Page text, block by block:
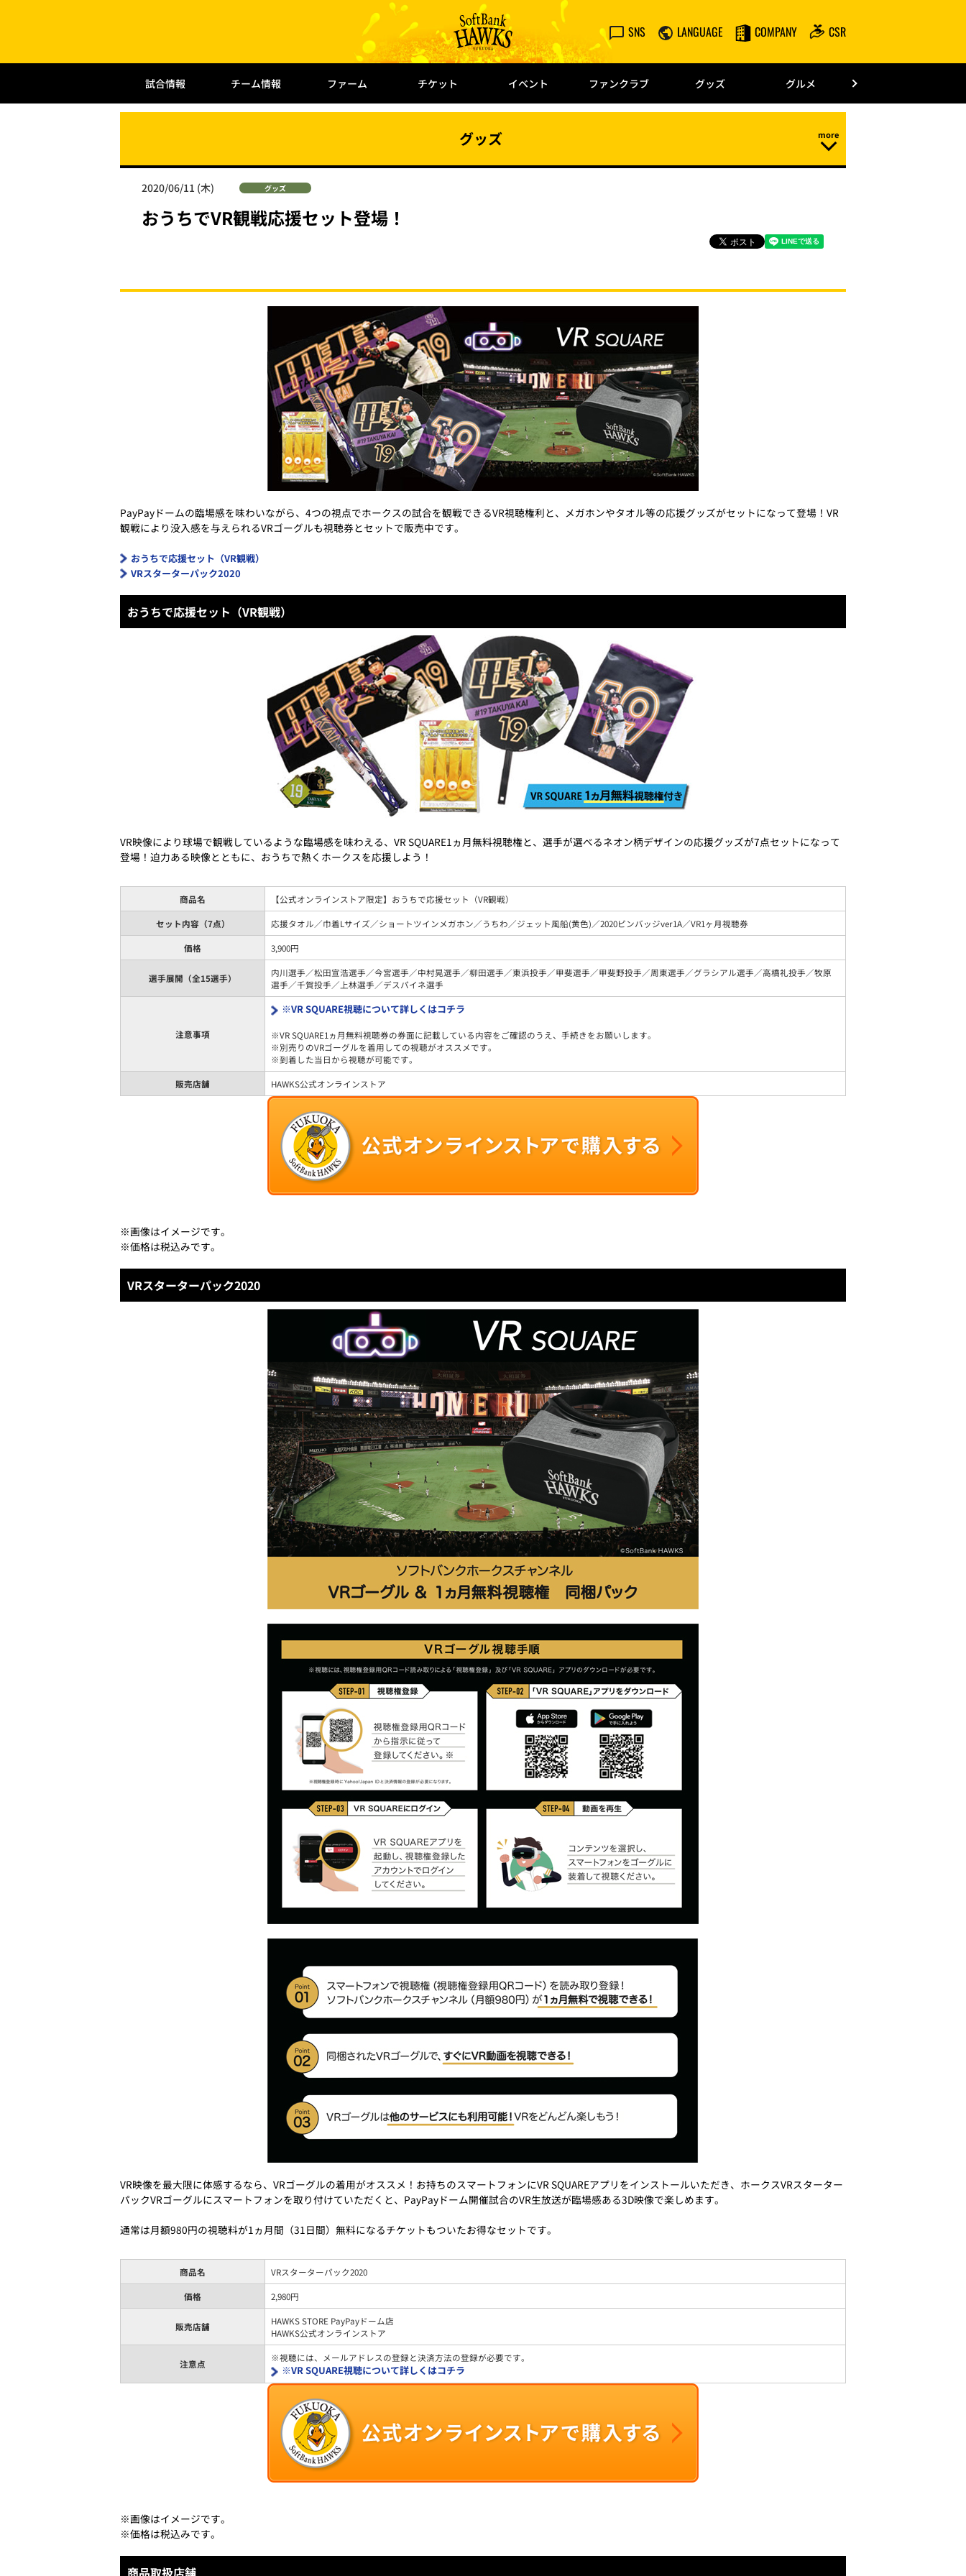
SNS LANGUAGE COMPANY CSR
試合情報 チーム情報 ファーム チケット イベント ファンクラブ グッズ グルメ
グッズ
2020/06/11 (木) グッズ
おうちでVR観戦応援セット登場！
PayPayドームの臨場感を味わいながら、4つの視点でホークスの試合を観戦できるVR視聴権利と、メガホンやタオル等の応援グッズがセットになって登場！VR
観戦により没入感を与えられるVRゴーグルも視聴券とセットで販売中です。
おうちで応援セット（VR観戦）
VRスターターパック2020
おうちで応援セット（VR観戦）
VR映像により球場で観戦しているような臨場感を味わえる、VR SQUARE1ヵ月無料視聴権と、選手が選べるネオン柄デザインの応援グッズが7点セットになって
登場！迫力ある映像とともに、おうちで熱くホークスを応援しよう！
商品名
【公式オンラインストア限定】おうちで応援セット（VR観戦）
セット内容（7点）
応援タオル／巾着Lサイズ／ショートツインメガホン／うちわ／ジェット風船(黄色)／2020ピンバッジver1A／VR1ヶ月視聴券
価格
3,900円
選手展開（全15選手）
内川選手／松田宣浩選手／今宮選手／中村晃選手／柳田選手／東浜投手／甲斐選手／甲斐野投手／周東選手／グラシアル選手／高橋礼投手／牧原
選手／千賀投手／上林選手／デスパイネ選手
注意事項
※VR SQUARE視聴について詳しくはコチラ
※VR SQUARE1ヵ月無料視聴券の券面に記載している内容をご確認のうえ、手続きをお願いします。
※別売りのVRゴーグルを着用しての視聴がオススメです。
※到着した当日から視聴が可能です。
販売店舗
HAWKS公式オンラインストア
※画像はイメージです。
※価格は税込みです。
VRスターターパック2020
VR映像を最大限に体感するなら、VRゴーグルの着用がオススメ！お持ちのスマートフォンにVR SQUAREアプリをインストールいただき、ホークスVRスターター
パックVRゴーグルにスマートフォンを取り付けていただくと、PayPayドーム開催試合のVR生放送が臨場感ある3D映像で楽しめます。
通常は月額980円の視聴料が1ヵ月間（31日間）無料になるチケットもついたお得なセットです。
商品名
VRスターターパック2020
価格
2,980円
販売店舗
HAWKS STORE PayPayドーム店
HAWKS公式オンラインストア
注意点
※視聴には、メールアドレスの登録と決済方法の登録が必要です。
※VR SQUARE視聴について詳しくはコチラ
※画像はイメージです。
※価格は税込みです。
商品取扱店舗